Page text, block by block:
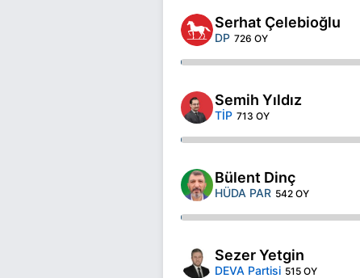
Serhat Çelebioğlu
DP 726 OY
Semih Yıldız
TİP 713 OY
Bülent Dinç
HÜDA PAR 542 OY
Sezer Yetgin
DEVA Partisi 515 OY